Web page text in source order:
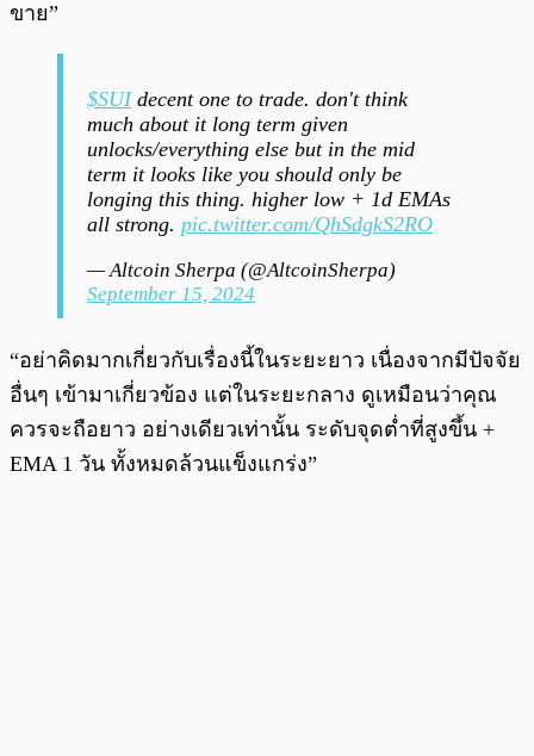
ขาย”
$SUIdecent one to trade. don't think
much about it long term given
unlocks/everything else but in the mid
term it looks like you should only be
longing this thing. higher low + 1d EMAs
all strong. pic.twitter.com/QhSdgkS2RO
— Altcoin Sherpa (@AltcoinSherpa)
September 15, 2024
“อย่าคิดมากเกี่ยวกับเรื่องนี้ในระยะยาว เนื่องจากมีปัจจัย
อื่นๆ เข้ามาเกี่ยวข้อง แต่ในระยะกลาง ดูเหมือนว่าคุณ
ควรจะถือยาว อย่างเดียวเท่านั้น ระดับจุดต่ำที่สูงขึ้น +
EMA 1 วัน ทั้งหมดล้วนแข็งแกร่ง”